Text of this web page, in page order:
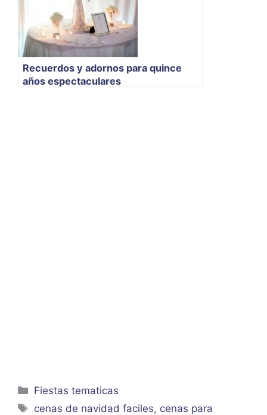
Recuerdos y adornos para quince
años espectaculares
Categorías
Fiestas tematicas
Etiquetas
cenas de navidad faciles, cenas para